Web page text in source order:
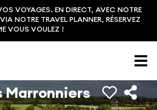
VOYAGES. EN DIRECT, AVEC NOTRE
NOTRE TRAVEL PLANNER, RÉSERVEZ
VOUS VOULEZ !
Marronniers